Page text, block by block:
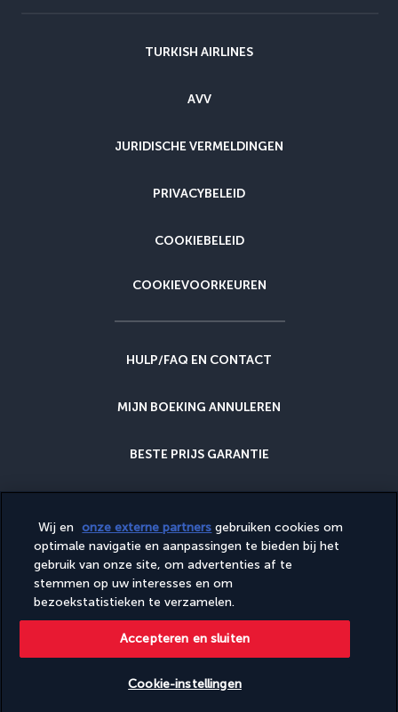
TURKISH AIRLINES
AVV
JURIDISCHE VERMELDINGEN
PRIVACYBELEID
COOKIEBELEID
COOKIEVOORKEUREN
HULP/FAQ EN CONTACT
MIJN BOEKING ANNULEREN
BESTE PRIJS GARANTIE
WAAROM BIJ ONS BOEKEN?
Diese Website wird von PerfectStay.com, in Zusammenarbeit mit
Turkish Airlines veröffentlicht. Der Verkauf erfolgt durch
PerfectStay.com
Wij en onze externe partners gebruiken cookies om
optimale navigatie en aanpassingen te bieden bij het
gebruik van onze site, om advertenties af te
stemmen op uw interesses en om
bezoekstatistieken te verzamelen.
Cookie-instellingen
Accepteren en sluiten